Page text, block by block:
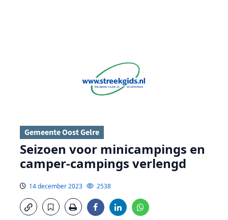
Gemeente Oost Gelre
Seizoen voor minicampings en
camper-campings verlengd
14 december 2023 2538